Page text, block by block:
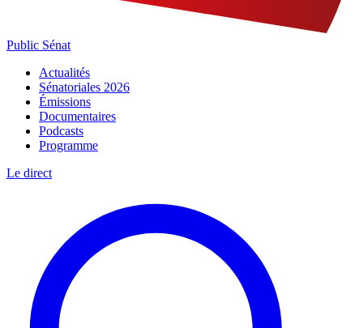
Public Sénat
Actualités
Sénatoriales 2026
Émissions
Documentaires
Podcasts
Programme
Le direct